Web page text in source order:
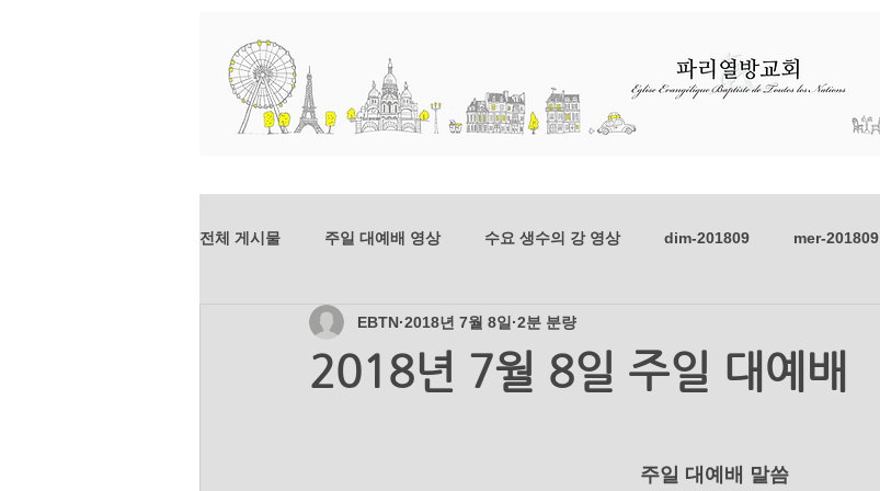
전체 게시물 주일 대예배 영상 수요 생수의 강 영상 dim-201809 mer-201809
dim-201807 mer-201807 dim-201806
2018년 7월 8일 주일 대예배
EBTN 2018년 7월 8일 2분 분량
      주일 대예배 말씀